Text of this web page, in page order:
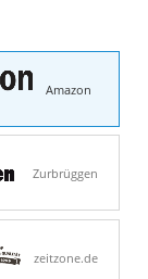
Amazon
Zurbrüggen
zeitzone.de